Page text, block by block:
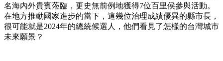
名海內外貴賓蒞臨，更史無前例地獲得7位百里侯參與活動。
在地方推動國家進步的當下，這幾位治理成績優異的縣市長，
很可能就是2024年的總統候選人，他們看見了怎樣的台灣城市
未來願景？